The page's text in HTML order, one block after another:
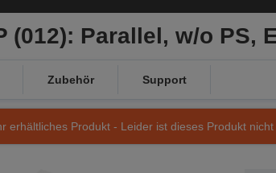
(012): Parallel, w/o PS,
Zubehör Support
erhältliches Produkt - Leider ist dieses Produkt